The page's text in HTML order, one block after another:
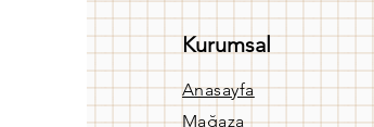
Kurumsal
Anasayfa
Mağaza